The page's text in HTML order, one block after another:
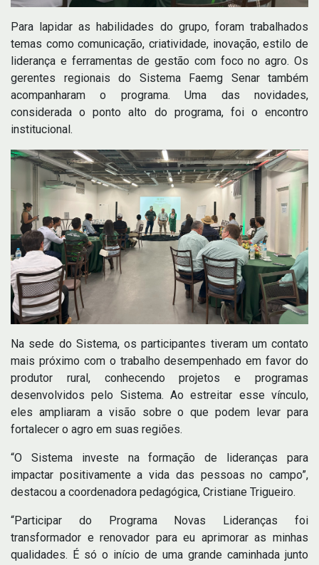
Para lapidar as habilidades do grupo, foram trabalhados
temas como comunicação, criatividade, inovação, estilo de
liderança e ferramentas de gestão com foco no agro. Os
gerentes regionais do Sistema Faemg Senar também
acompanharam o programa. Uma das novidades,
considerada o ponto alto do programa, foi o encontro
institucional.
Na sede do Sistema, os participantes tiveram um contato
mais próximo com o trabalho desempenhado em favor do
produtor rural, conhecendo projetos e programas
desenvolvidos pelo Sistema. Ao estreitar esse vínculo,
eles ampliaram a visão sobre o que podem levar para
fortalecer o agro em suas regiões.
“O Sistema investe na formação de lideranças para
impactar positivamente a vida das pessoas no campo”,
destacou a coordenadora pedagógica, Cristiane Trigueiro.
“Participar do Programa Novas Lideranças foi
transformador e renovador para eu aprimorar as minhas
qualidades. É só o início de uma grande caminhada junto